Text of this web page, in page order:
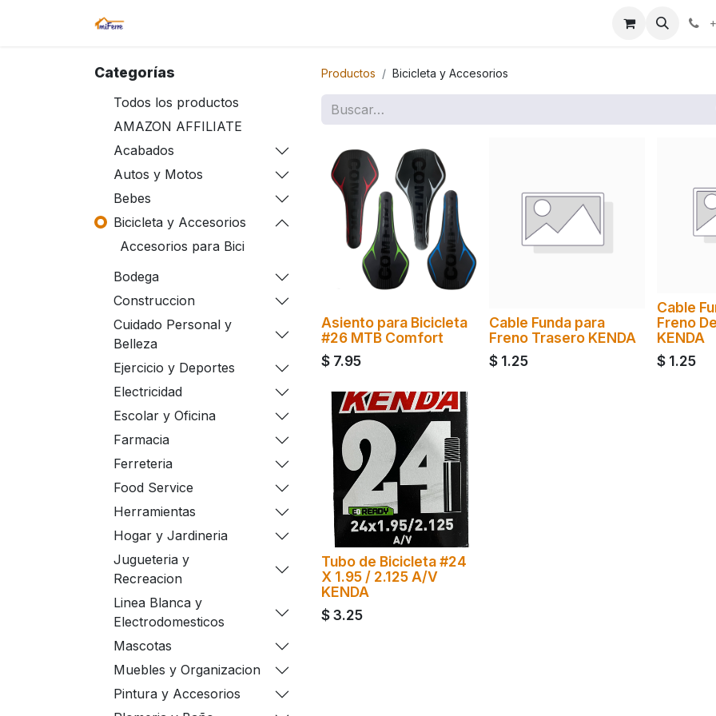
Categorías
Todos los productos
AMAZON AFFILIATE
Acabados
Autos y Motos
Bebes
Bicicleta y Accesorios
Accesorios para Bici
Bodega
Construccion
Cuidado Personal y
Belleza
Ejercicio y Deportes
Electricidad
Escolar y Oficina
Farmacia
Ferreteria
Food Service
Herramientas
Hogar y Jardineria
Jugueteria y
Recreacion
Linea Blanca y
Electrodomesticos
Mascotas
Muebles y Organizacion
Pintura y Accesorios
Productos Bicicleta y Accesorios
Asiento para Bicicleta
#26 MTB Comfort
$ 7.95
Cable Funda para
Freno Trasero KENDA
$ 1.25
Cable
Freno
KENDA
$ 1.25
Tubo de Bicicleta #24
X 1.95 / 2.125 A/V
KENDA
$3.25